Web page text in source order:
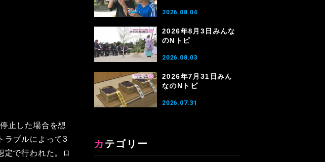
止した場合を想
ラブルによって3
定で行われた。ロ
2026.08.04
2026年8月3日みんな
のNトピ
2026.08.03
2026年7月31日みん
なのNトピ
2026.07.31
カテゴリー